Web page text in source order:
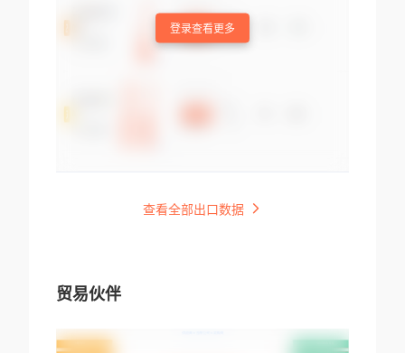
登录查看更多
查看全部出口数据
贸易伙伴